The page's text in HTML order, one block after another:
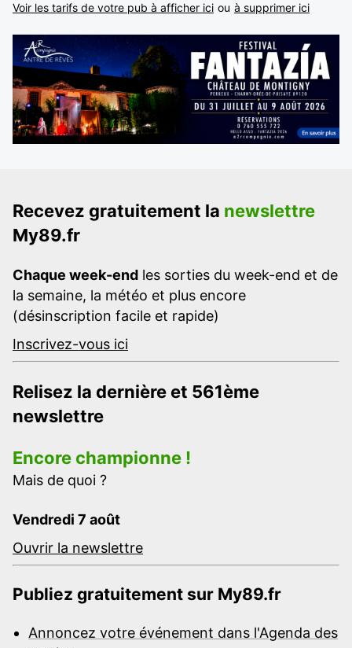
Voir les tarifs de votre pub à afficher ici ou à supprimer ici
Recevez gratuitement la newslettre
My89.fr
Chaque week-end les sorties du week-end et de
la semaine, la météo et plus encore
(désinscription facile et rapide)
Inscrivez-vous ici
Relisez la dernière et 561ème
newslettre
Encore championne !
Mais de quoi ?
Vendredi 7 août
Ouvrir la newslettre
Publiez gratuitement sur My89.fr
Annoncez votre événement dans l'Agenda des